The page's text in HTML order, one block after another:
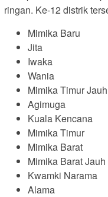
ringan. Ke-12 distrik
Mimika Baru
Jita
Iwaka
Wania
Mimika Timur Jauh
Agimuga
Kuala Kencana
Mimika Timur
Mimika Barat
Mimika Barat Jauh
Kwamki Narama
Alama